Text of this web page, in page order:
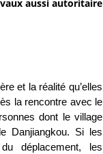
aussi autoritaire
et la réalité qu’elles
la rencontre avec le
dont le village
Danjiangkou. Si les
déplacement, les